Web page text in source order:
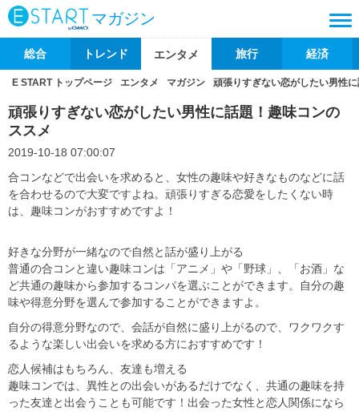
マガジン
総合 トレンド エンタメ 旅行 経済
E START トップページ エンタメ マガジン 頑張りすぎない恋がしたい男性
頑張りすぎない恋がしたい男性に話題！趣味コンの
ススメ
2019-10-18 07:00:07
合コンなどで出会いを求めると、女性の趣味や好きなものなどに話
を合わせるので大変ですよね。頑張りすぎる恋愛をしたくない時
は、趣味コンがおすすめですよ！
好きな分野が一緒なので自然と話が盛り上がる
普通の合コンと違い趣味コンは「アニメ」や「野球」、「お酒」な
ど共通の趣味から参加するコンパを選ぶことができます。自分の趣
味や得意分野を選んで参加することができますよ。
自分の得意分野なので、会話が自然に盛り上がるので、ワクワクす
るような楽しい出会いを求める方におすすめです！
恋人候補はもちろん、友達も増える
趣味コンでは、異性との出会いがあるだけでなく、共通の趣味を持
った友達と出会うことも可能です！出会った女性と恋人関係になら